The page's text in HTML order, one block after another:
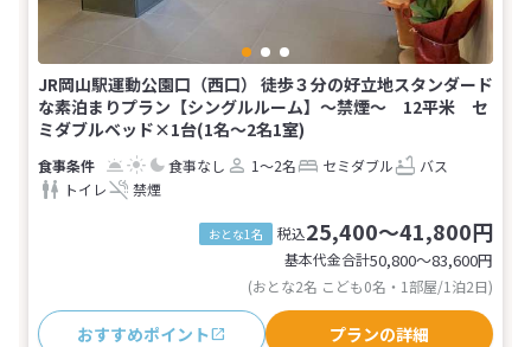
JR岡山駅運動公園口（西口） 徒歩３分の好立地スタンダード
な素泊まりプラン【シングルルーム】～禁煙～ 12平米 セ
ミダブルベッド×1台(1名～2名1室)
食事なし 1～2名 セミダブル
バス
トイレ
禁煙
おとな1名 税込25,400～41,800円
基本代金合計50,800〜83,600円
(おとな2名 こども0名・1部屋/1泊2日)
おすすめポイント プランの詳細